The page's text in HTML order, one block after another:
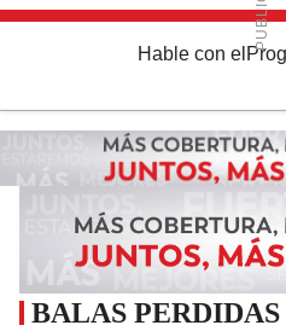
Hable con el
BALAS PERDIDAS